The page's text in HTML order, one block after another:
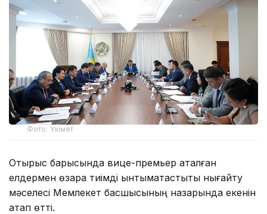
Фото: Үкімет
Отырыс барысында вице-премьер аталған
елдермен өзара тиімді ынтымақтастықты нығайту
мәселесі Мемлекет басшысының назарында екенін
атап өтті.